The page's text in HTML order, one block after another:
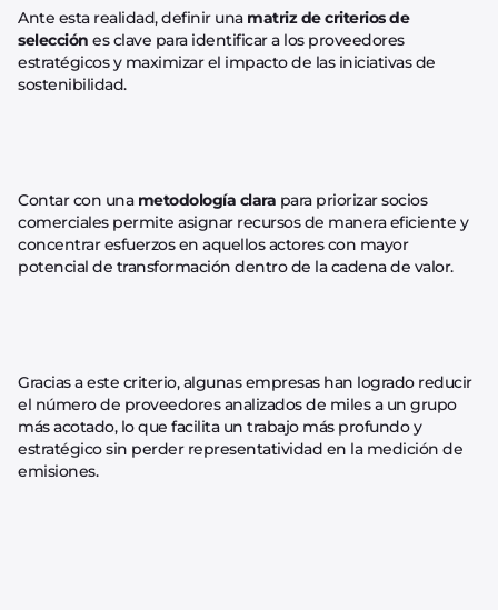
Ante esta realidad, definir una matriz de criterios de
selección es clave para identificar a los proveedores
estratégicos y maximizar el impacto de las iniciativas de
sostenibilidad.
Contar con una metodología clara para priorizar socios
comerciales permite asignar recursos de manera eficiente y
concentrar esfuerzos en aquellos actores con mayor
potencial de transformación dentro de la cadena de valor.
Gracias a este criterio, algunas empresas han logrado reducir
el número de proveedores analizados de miles a un grupo
más acotado, lo que facilita un trabajo más profundo y
estratégico sin perder representatividad en la medición de
emisiones.